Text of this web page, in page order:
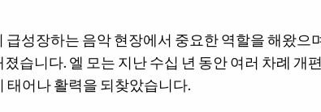
급성장하는 음악 현장에서 중요한 역할을 해왔으
습니다. 엘 모는 지난 수십 년 동안 여러 차례 개
태어나 활력을 되찾았습니다.